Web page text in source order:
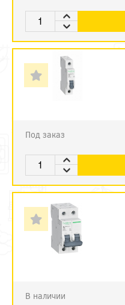
Под заказ
В наличии